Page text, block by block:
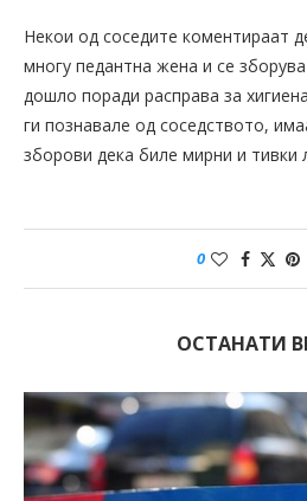
Некои од соседите коментираат
многу педантна жена и се
дошло поради расправа за
ги познавале од соседството,
зборови дека биле мирни и тивки
0
ОСТАНАТИ